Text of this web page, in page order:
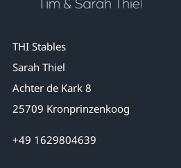
THI Stables
Sarah Thiel
Achter de Kark 8
25709 Kronprinzenkoog
+49 1629804639